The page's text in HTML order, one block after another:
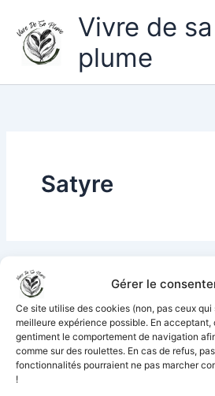
Gérer le
Ce site utilise des cookies (non, pas ceux
meilleure expérience possible. En acceptant,
gentiment le comportement de navigation
comme sur des roulettes. En cas de refus,
fonctionnalités pourraient ne pas marcher
!
contenu
Vivre de sa
plume
Satyre